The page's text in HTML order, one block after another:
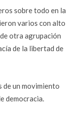
sobre todo en la
varios con alto
otra agrupación
de la libertad de
de un movimiento
democracia.